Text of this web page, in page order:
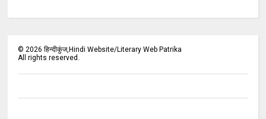
©2026 हिन्दीकुंज,Hindi Website/Literary Web Patrika
All rights reserved.